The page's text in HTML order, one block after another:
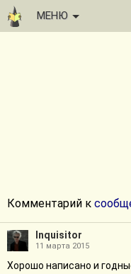
МЕНЮ
Комментарий к
Inquisitor
11 марта 2015
Хорошо написано и